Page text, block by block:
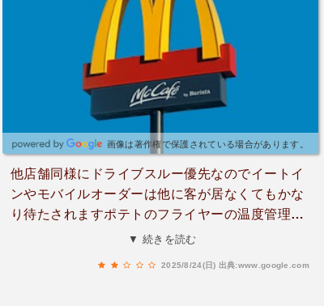
画像は著作権で保護されている場合があります。
他店舗同様にドライブスルー優先なのでイートイ
ンやモバイルオーダーは他に客が居なくてもかな
り待たされますポテトのフライヤーの温度管理を
きちんと行なっていない証拠にマックフライポテ
▼ 続きを読む
2025/8/24(日) 出典:www.google.com